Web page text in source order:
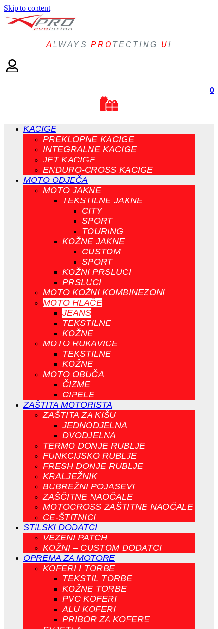
Skip to content
ALWAYS PRO TECTING U!
0
KACIGE
PREKLOPNE KACIGE
INTEGRALNE KACIGE
JET KACIGE
ENDURO-CROSS KACIGE
MOTO ODJEČA
MOTO JAKNE
TEKSTILNE JAKNE
CITY
SPORT
TOURING
KOŽNE JAKNE
CUSTOM
SPORT
KOŽNI PRSLUCI
PRSLUCI
MOTO KOŽNI KOMBINEZONI
MOTO HLAČE
JEANS
TEKSTILNE
KOŽNE
MOTO RUKAVICE
TEKSTILNE
KOŽNE
MOTO OBUČA
ČIZME
CIPELE
ZAŠTITA MOTORISTA
ZAŠTITA ZA KIŠU
JEDNODJELNA
DVODJELNA
TERMO DONJE RUBLJE
FUNKCIJSKO RUBLJE
FRESH DONJE RUBLJE
KRALJEŽNIK
BUBREŽNI POJASEVI
ZAŠČITNE NAOČALE
MOTOCROSS ZAŠTITNE NAOČALE
CE-ŠTITNICI
STILSKI DODATCI
VEZENI PATCH
KOŽNI – CUSTOM DODATCI
OPREMA ZA MOTORE
KOFERI I TORBE
TEKSTIL TORBE
KOŽNE TORBE
PVC KOFERI
ALU KOFERI
PRIBOR ZA KOFERE